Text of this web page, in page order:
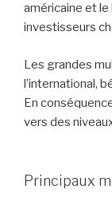
américaine et
investisseurs
Les grandes
l’international,
En
vers des
Principaux